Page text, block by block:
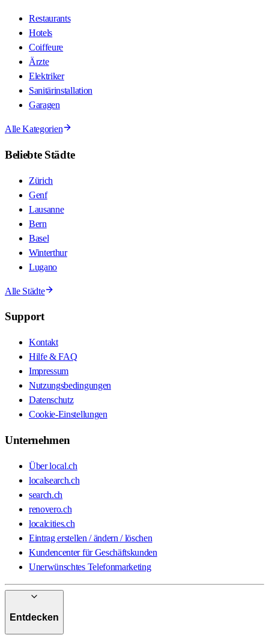
Restaurants
Hotels
Coiffeure
Ärzte
Elektriker
Sanitärinstallation
Garagen
Alle Kategorien
Beliebte Städte
Zürich
Genf
Lausanne
Bern
Basel
Winterthur
Lugano
Alle Städte
Support
Kontakt
Hilfe & FAQ
Impressum
Nutzungsbedingungen
Datenschutz
Cookie-Einstellungen
Unternehmen
Über local.ch
localsearch.ch
search.ch
renovero.ch
localcities.ch
Eintrag erstellen / ändern / löschen
Kundencenter für Geschäftskunden
Unerwünschtes Telefonmarketing
Entdecken